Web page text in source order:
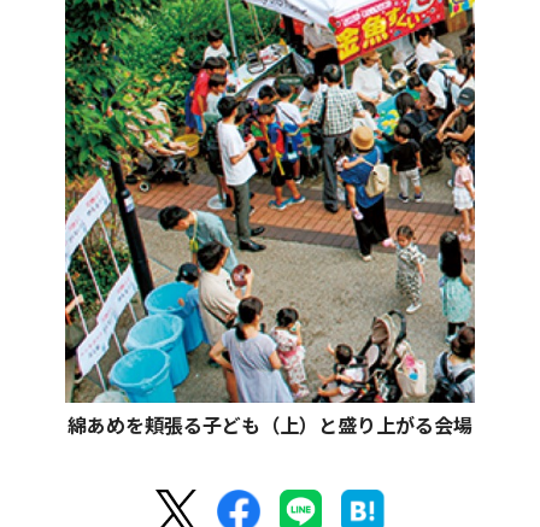
綿あめを頬張る子ども（上）と盛り上がる会場